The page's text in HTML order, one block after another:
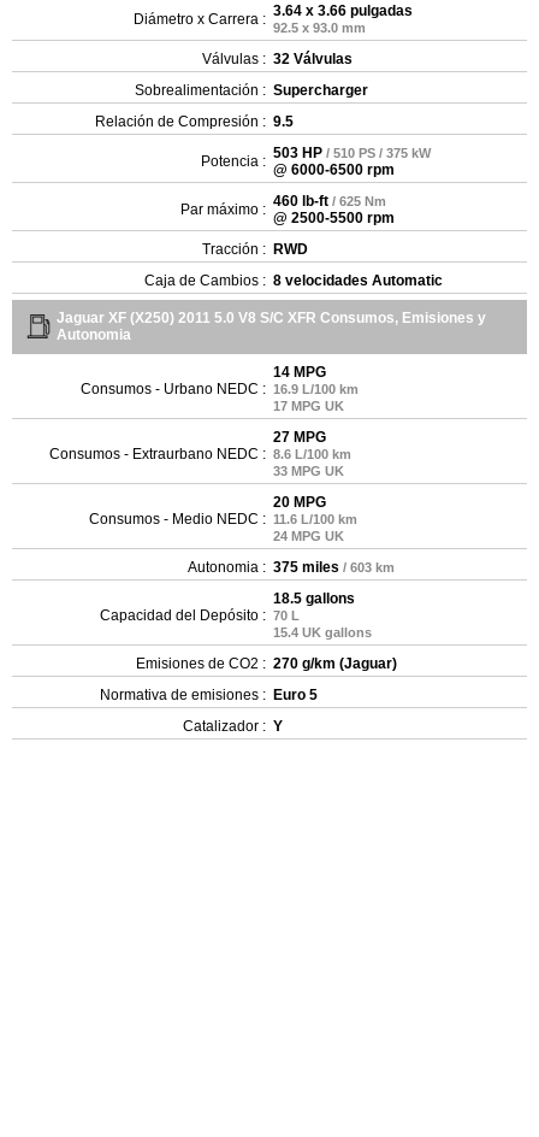
Diámetro x Carrera : 3.64 x 3.66 pulgadas
92.5 x 93.0 mm
Válvulas : 32 Válvulas
Sobrealimentación : Supercharger
Relación de Compresión : 9.5
Potencia : 503 HP / 510 PS / 375 kW
@ 6000-6500 rpm
Par máximo : 460 lb-ft / 625 Nm
@ 2500-5500 rpm
Tracción : RWD
Caja de Cambios : 8 velocidades Automatic
Jaguar XF (X250) 2011 5.0 V8 S/C XFR Consumos, Emisiones y
Autonomia
Consumos - Urbano NEDC :
14 MPG
16.9 L/100 km
17 MPG UK
Consumos - Extraurbano NEDC :
27 MPG
8.6 L/100 km
33 MPG UK
Consumos - Medio NEDC :
20 MPG
11.6 L/100 km
24 MPG UK
Autonomia : 375 miles / 603 km
Capacidad del Depósito :
18.5 gallons
70 L
15.4 UK gallons
Emisiones de CO2 : 270 g/km (Jaguar)
Normativa de emisiones : Euro 5
Catalizador : Y